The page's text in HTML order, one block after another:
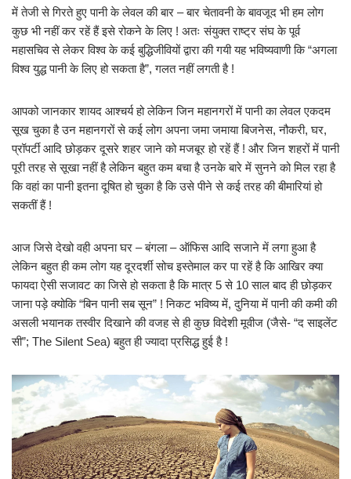
में तेजी से गिरते हुए पानी के लेवल की बार – बार चेतावनी के बावजूद भी हम लोग
कुछ भी नहीं कर रहें हैं इसे रोकने के लिए ! अतः संयुक्त राष्ट्र संघ के पूर्व
महासचिव से लेकर विश्व के कई बुद्धिजीवियों द्वारा की गयी यह भविष्यवाणी कि “अगला
विश्व युद्ध पानी के लिए हो सकता है”, गलत नहीं लगती है !
आपको जानकार शायद आश्चर्य हो लेकिन जिन महानगरों में पानी का लेवल एकदम
सूख चुका है उन महानगरों से कई लोग अपना जमा जमाया बिजनेस, नौकरी, घर,
प्रॉपर्टी आदि छोड़कर दूसरे शहर जाने को मजबूर हो रहें हैं ! और जिन शहरों में पानी
पूरी तरह से सूखा नहीं है लेकिन बहुत कम बचा है उनके बारे में सुनने को मिल रहा है
कि वहां का पानी इतना दूषित हो चुका है कि उसे पीने से कई तरह की बीमारियां हो
सकतीं हैं !
आज जिसे देखो वही अपना घर – बंगला – ऑफिस आदि सजाने में लगा हुआ है
लेकिन बहुत ही कम लोग यह दूरदर्शी सोच इस्तेमाल कर पा रहें है कि आखिर क्या
फायदा ऐसी सजावट का जिसे हो सकता है कि मात्र 5 से 10 साल बाद ही छोड़कर
जाना पड़े क्योकि “बिन पानी सब सून” ! निकट भविष्य में, दुनिया में पानी की कमी की
असली भयानक तस्वीर दिखाने की वजह से ही कुछ विदेशी मूवीज (जैसे- “द साइलेंट
सी”; The Silent Sea) बहुत ही ज्यादा प्रसिद्ध हुई है !